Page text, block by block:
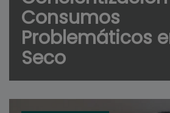
Consumos
Problemáticos
Seco